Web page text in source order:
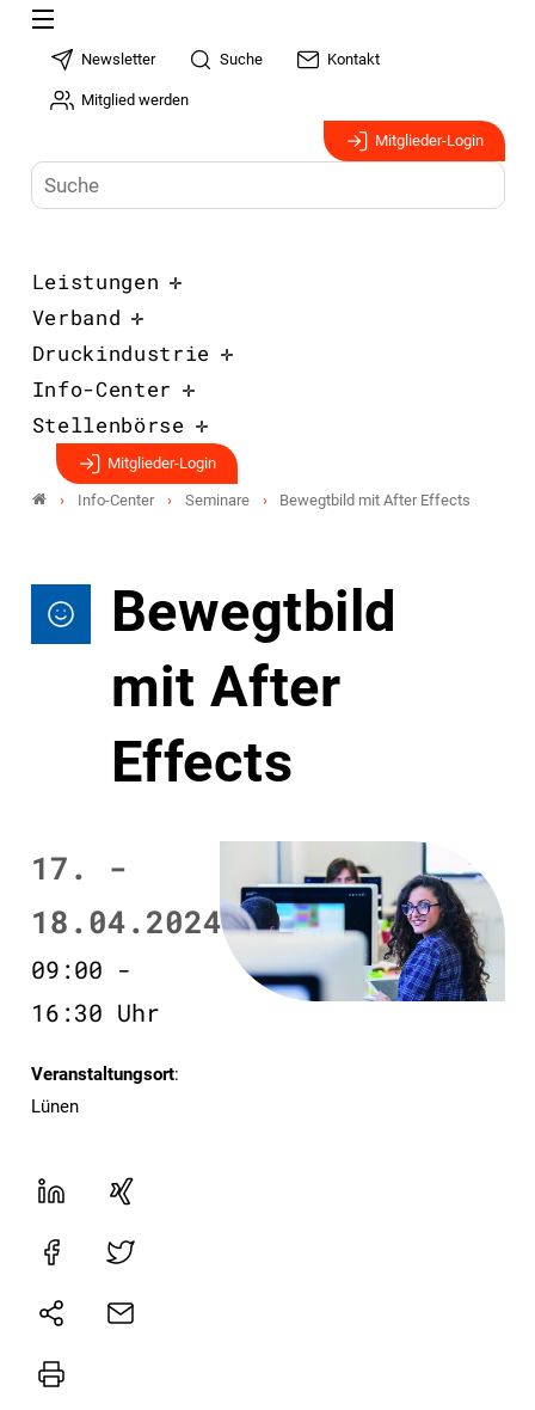
Newsletter Suche Kontakt
Mitglied werden
Mitglieder-Login
Leistungen
Verband
Druckindustrie
Info-Center
Stellenbörse
Mitglieder-Login
Info-Center Seminare Bewegtbild mit After Effects
Bewegtbild
mit After
Effects
17. -
18.04.2024
09:00 -
16:30 Uhr
Veranstaltungsort:
Lünen